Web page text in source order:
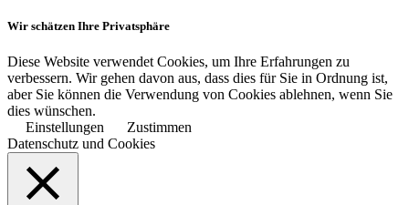
Wir schätzen Ihre Privatsphäre
Diese Website verwendet Cookies, um Ihre Erfahrungen zu
verbessern. Wir gehen davon aus, dass dies für Sie in Ordnung ist,
aber Sie können die Verwendung von Cookies ablehnen, wenn Sie
dies wünschen.
Einstellungen
Zustimmen
Datenschutz und Cookies